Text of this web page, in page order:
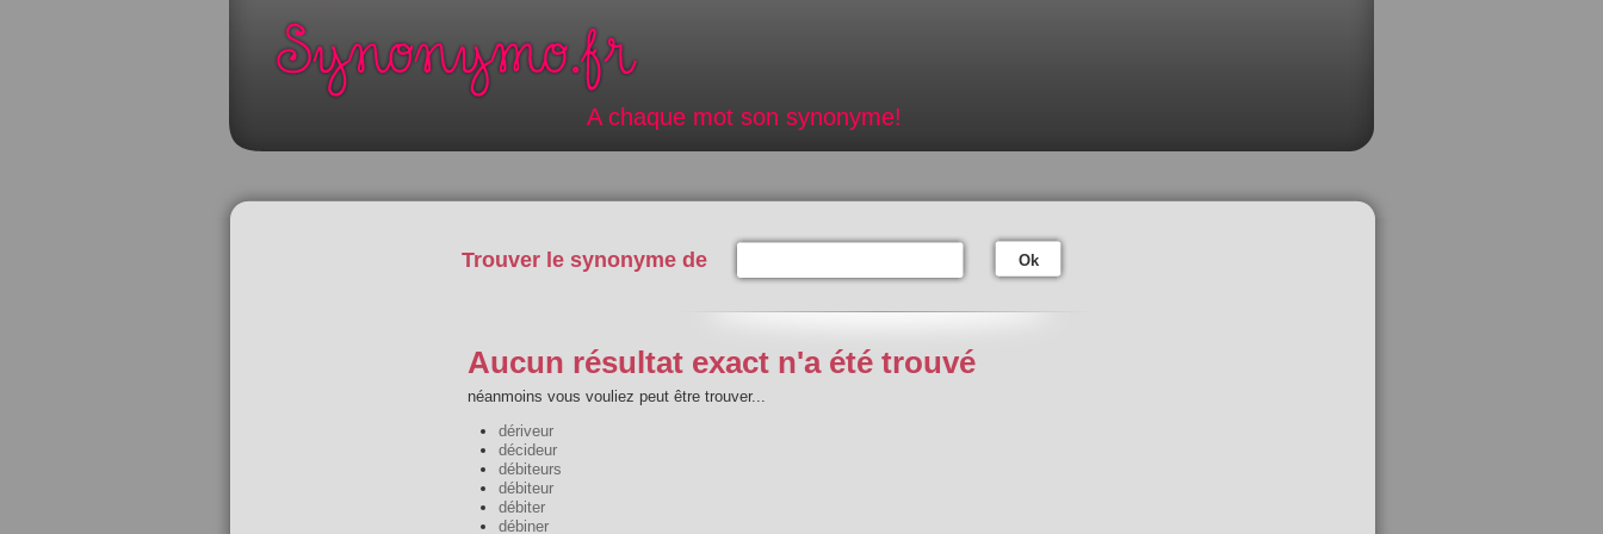
A chaque mot son synonyme!
Trouver le synonyme de Ok
Aucun résultat exact n'a été trouvé
néanmoins vous vouliez peut être trouver...
dériveur
décideur
débiteurs
débiteur
débiter
débiner